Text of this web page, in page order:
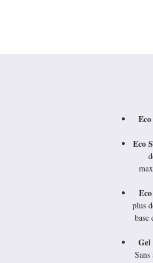
Eco
plus